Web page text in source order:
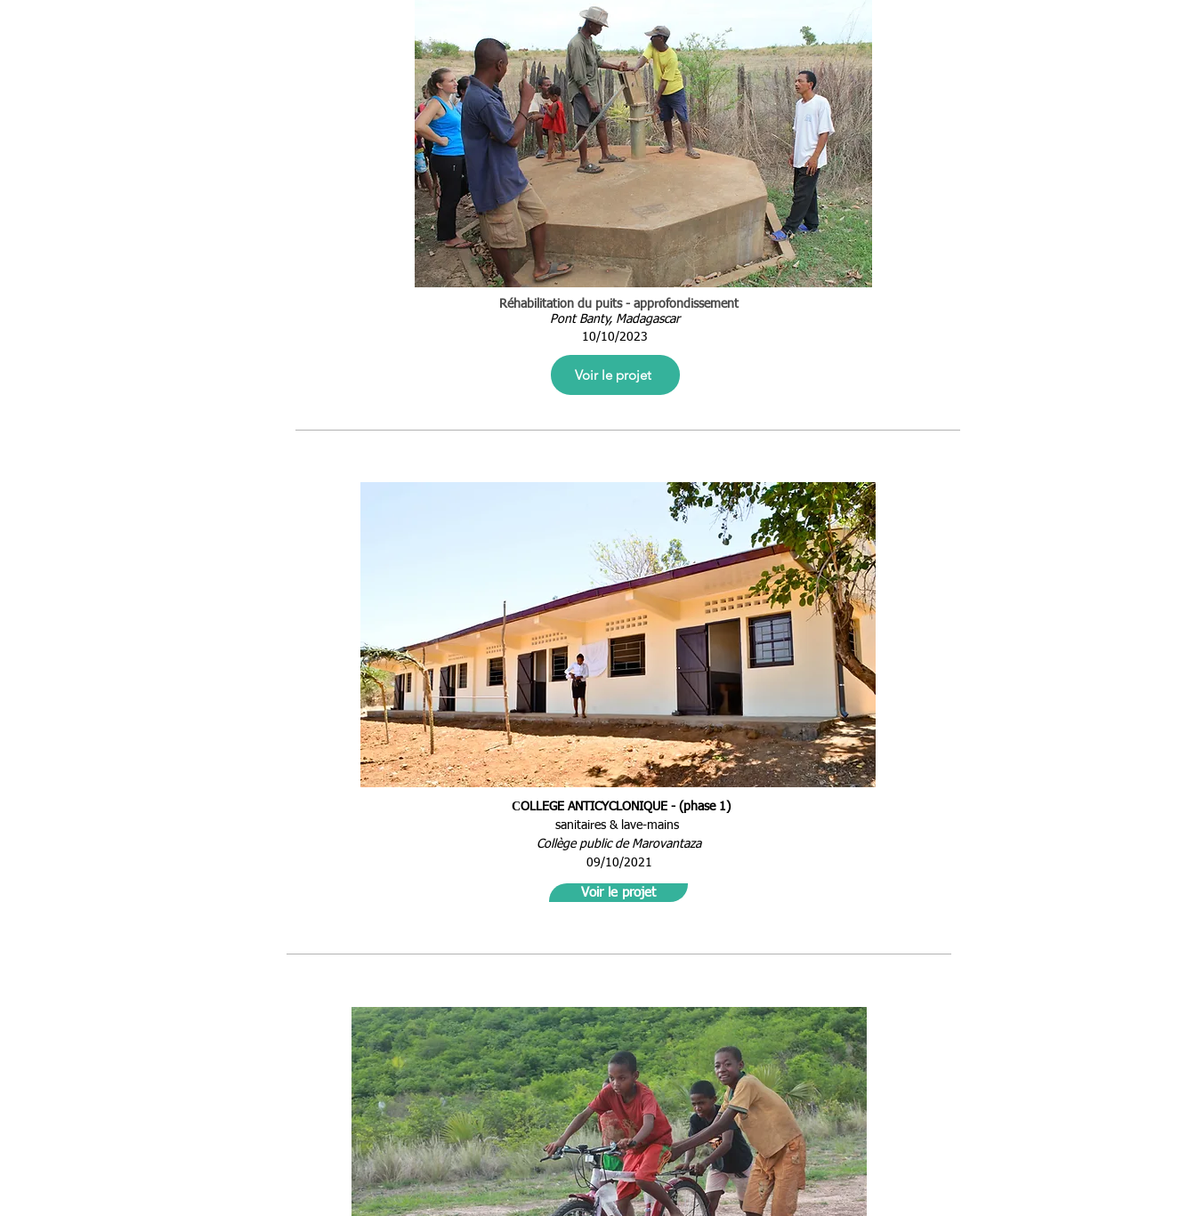
Réhabilitation du puits - approfondissement
Pont Banty, Madagascar
10/10/2023
Voir le projet
COLLEGE ANTICYCLONIQUE - (phase 1)
sanitaires & lave-mains
Collège public de Marovantaza
09/10/2021
Voir le projet